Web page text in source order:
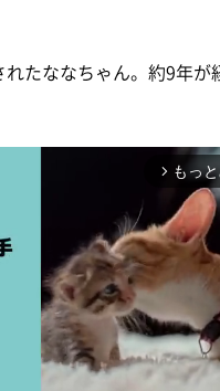
たななちゃん。約9年
arrow_forward_ios もっ